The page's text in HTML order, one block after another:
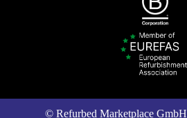
© Refurbed Marketplace GmbH